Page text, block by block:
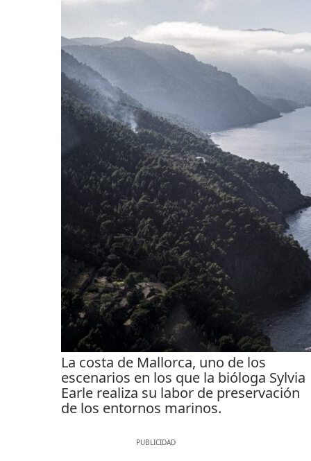
La costa de Mallorca, uno de los
escenarios en los que la bióloga Sylvia
Earle realiza su labor de preservación
de los entornos marinos.